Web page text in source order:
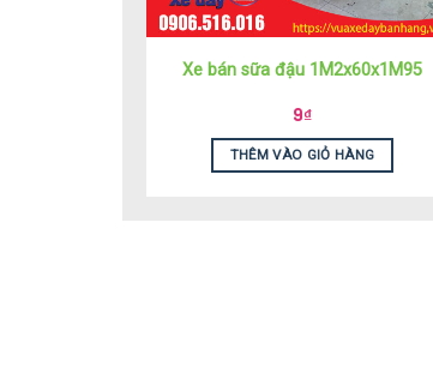
Xe bán sữa đậu 1M2x60x1M95
9₫
THÊM VÀO GIỎ HÀNG